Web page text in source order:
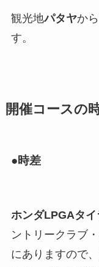
観光地パタヤか
す。
開催コースの
●時差
ホンダLPGAタイ
ントリークラブ
にありますので